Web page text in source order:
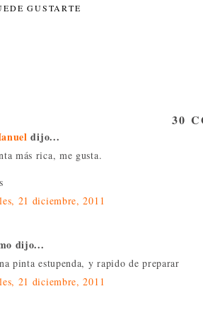
GUSTARTE
30
dijo...
más rica, me gusta.
21 diciembre, 2011
dijo...
pinta estupenda, y rapido de preparar
21 diciembre, 2011